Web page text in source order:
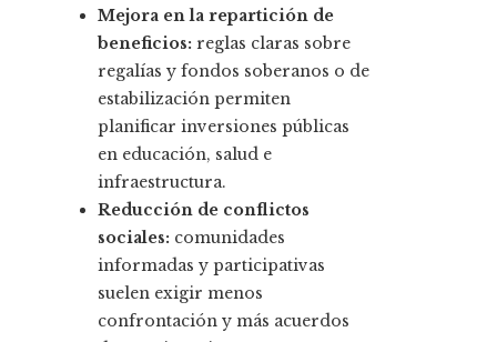
Mejora en la repartición de
beneficios: reglas claras sobre
regalías y fondos soberanos o de
estabilización permiten
planificar inversiones públicas
en educación, salud e
infraestructura.
Reducción de conflictos
sociales: comunidades
informadas y participativas
suelen exigir menos
confrontación y más acuerdos